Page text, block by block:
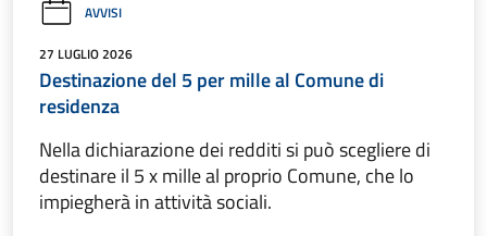
AVVISI
27 LUGLIO 2026
Destinazione del 5 per mille al Comune di
residenza
Nella dichiarazione dei redditi si può scegliere di
destinare il 5 x mille al proprio Comune, che lo
impiegherà in attività sociali.